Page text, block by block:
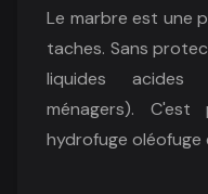
Le marbre est une
taches. Sans
liquides acides
ménagers). C'est
hydrofuge oléofuge